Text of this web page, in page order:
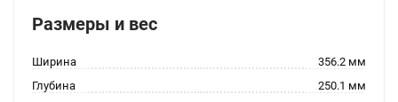
Размеры и вес
Ширина
356.2 мм
Глубина
250.1 мм